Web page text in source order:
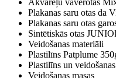
Akvareļu vāverotas
Plakanas saru otas da
Plakanas saru otas
Sintētiskās otas
Veidošanas materiāli
Plastilīns Patplume
Plastilīns un
Veidošanas masas